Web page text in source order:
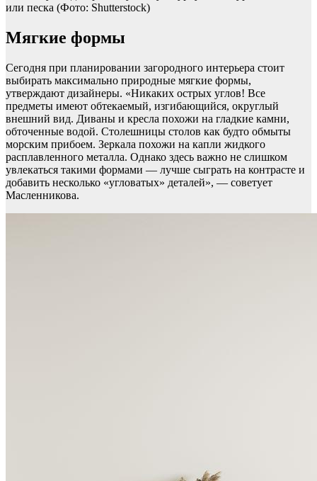
или песка (Фото: Shutterstock)
Мягкие формы
Сегодня при планировании загородного интерьера стоит
выбирать максимально природные мягкие формы,
утверждают дизайнеры. «Никаких острых углов! Все
предметы имеют обтекаемый, изгибающийся, округлый
внешний вид. Диваны и кресла похожи на гладкие камни,
обточенные водой. Столешницы столов как будто обмыты
морским прибоем. Зеркала похожи на капли жидкого
расплавленного металла. Однако здесь важно не слишком
увлекаться такими формами — лучше сыграть на контрасте и
добавить несколько «угловатых» деталей», — советует
Масленникова.